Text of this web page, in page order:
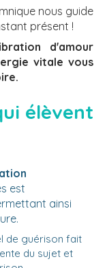
nous guide
présent !
d'amour
vitale vous
élèvent
est
ainsi
de guérison fait
du sujet et